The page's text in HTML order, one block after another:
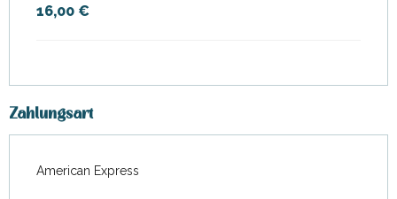
16,00 €
Zahlungsart
American Express